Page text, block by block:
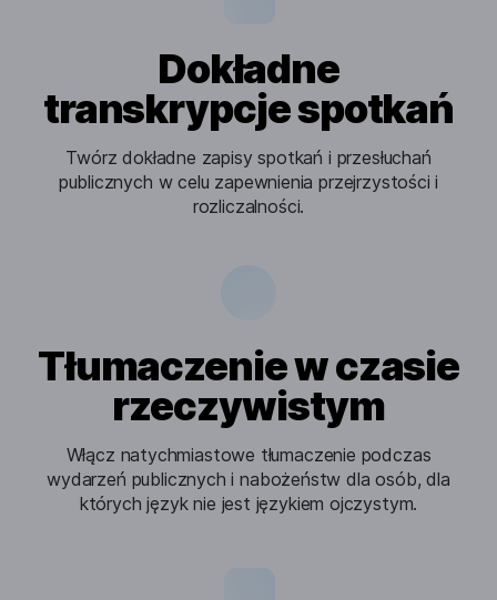
Dokładne
transkrypcje spotkań
Twórz dokładne zapisy spotkań i przesłuchań
publicznych w celu zapewnienia przejrzystości i
rozliczalności.
Tłumaczenie w czasie
rzeczywistym
Włącz natychmiastowe tłumaczenie podczas
wydarzeń publicznych i nabożeństw dla osób, dla
których język nie jest językiem ojczystym.